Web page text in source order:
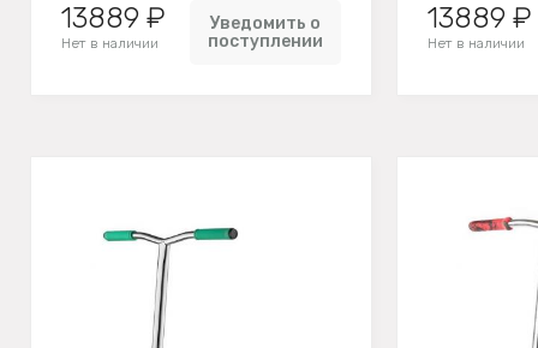
13889 ₽
Нет в наличии
Уведомить о
поступлении
13889 ₽
Нет в наличии